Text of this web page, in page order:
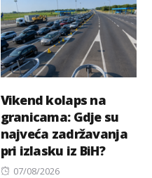
Vikend kolaps na
granicama: Gdje su
najveća zadržavanja
pri izlasku iz BiH?
Posted
07/08/2026